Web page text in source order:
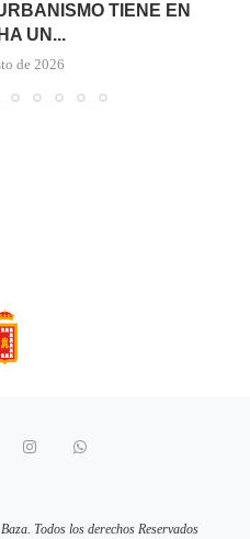
TIENE EN
UN...
de 2026
Todos los derechos Reservados